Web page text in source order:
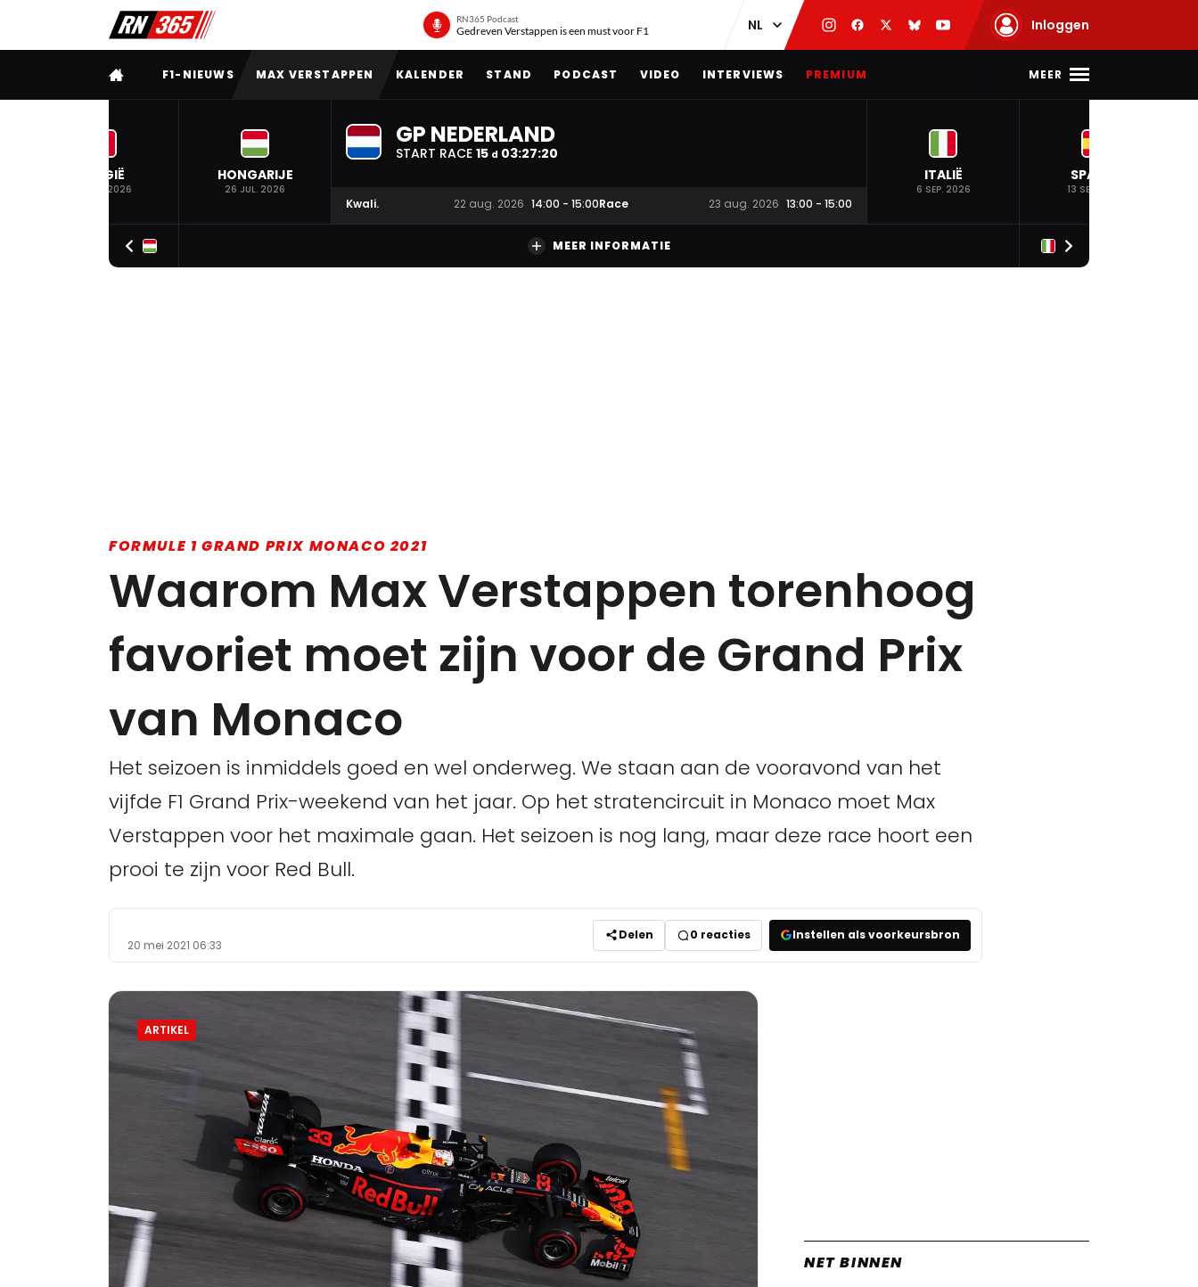
RN365 Podcast
Gedreven Verstappen is een must voor F1 Inloggen
VOLLEDIG MENU
F1-NIEUWS MAX VERSTAPPEN KALENDER STAND PODCAST VIDEO INTERVIEWS PREMIUM MEER
BELGIË
19 JUL. 2026
HONGARIJE
26 JUL. 2026
GP NEDERLAND
START RACE 15 d 03:27:19
Kwali. 22 aug. 2026 14:00 - 15:00Race 23 aug. 2026 13:00 - 15:00
ITALIË
6 SEP. 2026
SPANJE
13 SEP. 2026
MEER INFORMATIE
FORMULE 1 GRAND PRIX MONACO 2021
Waarom Max Verstappen torenhoog
favoriet moet zijn voor de Grand Prix
van Monaco
Het seizoen is inmiddels goed en wel onderweg. We staan aan de vooravond van het
vijfde F1 Grand Prix-weekend van het jaar. Op het stratencircuit in Monaco moet Max
Verstappen voor het maximale gaan. Het seizoen is nog lang, maar deze race hoort een
prooi te zijn voor Red Bull.
20 mei 2021 06:33
Delen 0 reacties Instellen als voorkeursbron
ARTIKEL
NET BINNEN